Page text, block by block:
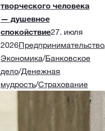
творческого человека
— душевное
спокойствие27. июля
2026Предпринимательство
Экономика/Банковское
дело/Денежная
мудрость/Страхование